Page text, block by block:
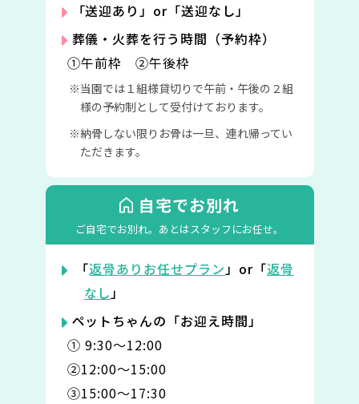
「送迎あり」or「送迎なし」
葬儀・火葬を行う時間（予約枠）
①午前枠 ②午後枠
当園では１組様貸切りで午前・午後の２組
様の予約制として受付けております。
納骨しない限りお骨は一旦、連れ帰ってい
ただきます。
自宅でお別れ
ご自宅でお別れ。 あとはスタッフにお任せ。
「返骨ありお任せプラン」or「返骨
なし」
ペットちゃんの「お迎え時間」
① 9:30〜12:00
②12:00〜15:00
③15:00〜17:30